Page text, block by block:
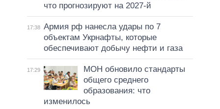
что прогнозируют на 2027-й
17:38 Армия рф нанесла удары по 7
объектам Укрнафты, которые
обеспечивают добычу нефти и газа
17:29
МОН обновило стандарты
общего среднего
образования: что
изменилось